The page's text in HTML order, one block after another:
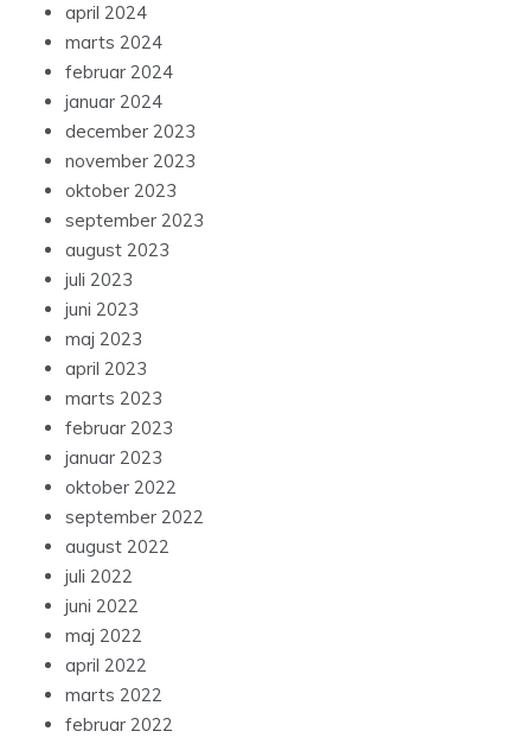
april 2024
marts 2024
februar 2024
januar 2024
december 2023
november 2023
oktober 2023
september 2023
august 2023
juli 2023
juni 2023
maj 2023
april 2023
marts 2023
februar 2023
januar 2023
oktober 2022
september 2022
august 2022
juli 2022
juni 2022
maj 2022
april 2022
marts 2022
februar 2022